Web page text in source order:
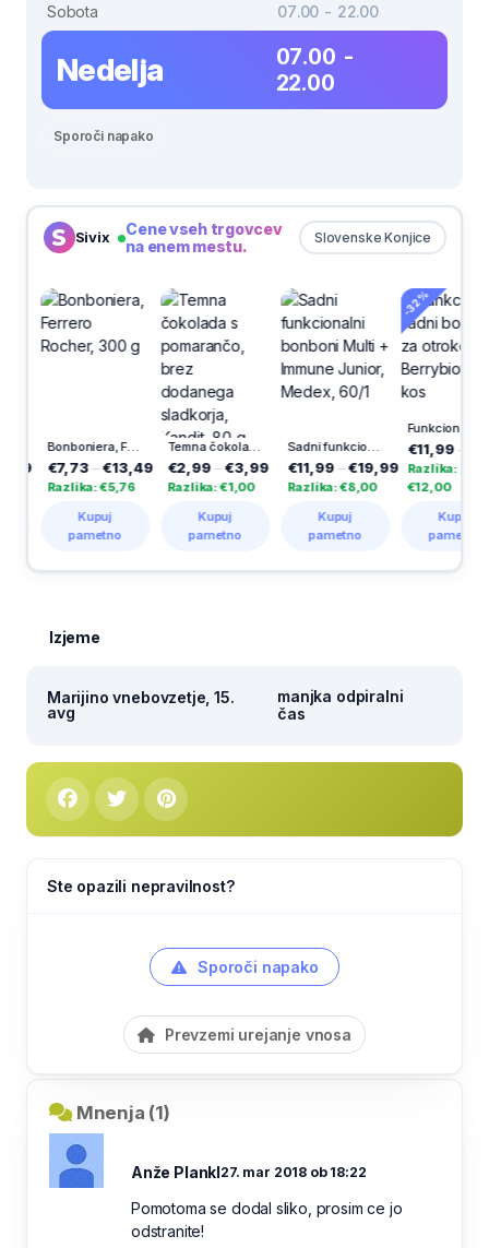
Sobota
07.00 - 22.00
Nedelja
07.00 -
22.00
Sporoči napako
Sivix Slovenske Konjice
Cene vseh trgovcev
na enem mestu.
Bonboniera, Ferrero Rocher, 300 g
€7,73 – €13,49
Razlika: €5,76
Kupuj
pametno
Temna čokolada s pomarančo, brez dodanega sladkorja, Kandit, 80 g
€2,99 –€3,99
Razlika: €1,00
Kupuj
pametno
Sadni funkcionalni bonboni Multi + Immune Junior, Medex, 60/1
€11,99 –€19,99
Razlika: €8,00
Kupuj
pametno
-32%
€11,99 –
Razlika:
€12,00
Kupuj
pametno
Izjeme
Marijino vnebovzetje, 15.
avg
manjka odpiralni
čas
Ste opazili nepravilnost?
Sporoči napako
Prevzemi urejanje vnosa
Mnenja (1)
Anže Plankl27. mar 2018 ob 18:22
Pomotoma se dodal sliko, prosim ce jo
odstranite!